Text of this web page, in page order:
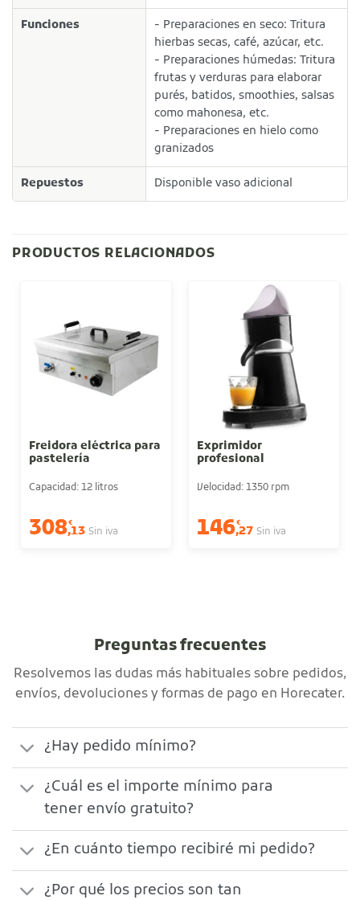
Funciones
- Preparaciones en seco: Tritura
hierbas secas, café, azúcar, etc.
- Preparaciones húmedas: Tritura
frutas y verduras para elaborar
purés, batidos, smoothies, salsas
como mahonesa, etc.
- Preparaciones en hielo como
granizados
Repuestos Disponible vaso adicional
PRODUCTOS RELACIONADOS
Freidora eléctrica para
pastelería
Capacidad: 12 litros
308€
,13 Sin iva
Exprimidor
profesional
Velocidad: 1350 rpm
146€
,27 Sin iva
Preguntas frecuentes
Resolvemos las dudas más habituales sobre pedidos,
envíos, devoluciones y formas de pago en Horecater.
¿Hay pedido mínimo?
¿Cuál es el importe mínimo para
tener envío gratuito?
¿En cuánto tiempo recibiré mi pedido?
¿Por qué los precios son tan